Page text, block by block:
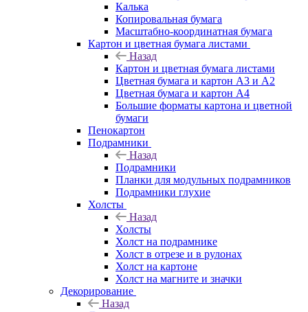
Калька
Копировальная бумага
Масштабно-координатная бумага
Картон и цветная бумага листами
Назад
Картон и цветная бумага листами
Цветная бумага и картон А3 и А2
Цветная бумага и картон А4
Большие форматы картона и цветной
бумаги
Пенокартон
Подрамники
Назад
Подрамники
Планки для модульных подрамников
Подрамники глухие
Холсты
Назад
Холсты
Холст на подрамнике
Холст в отрезе и в рулонах
Холст на картоне
Холст на магните и значки
Декорирование
Назад